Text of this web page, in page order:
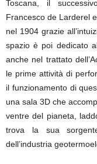
Toscana, il
Francesco de Larderel
nel 1904 grazie
spazio è poi dedicato
anche nel trattato
le prime attività di
il funzionamento di
una sala 3D che
ventre del pianeta,
trova la sua
dell’industria